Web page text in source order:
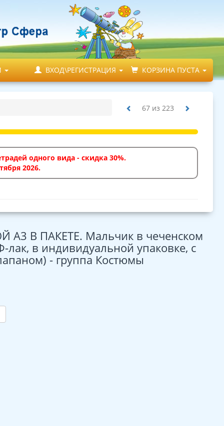
ВХОД\РЕГИСТРАЦИЯ КОРЗИНА ПУСТА
67 из 223
одного вида - скидка 30%.
2026.
В ПАКЕТЕ. Мальчик в чеченском
лак, в индивидуальной упаковке, с
- группа Костюмы